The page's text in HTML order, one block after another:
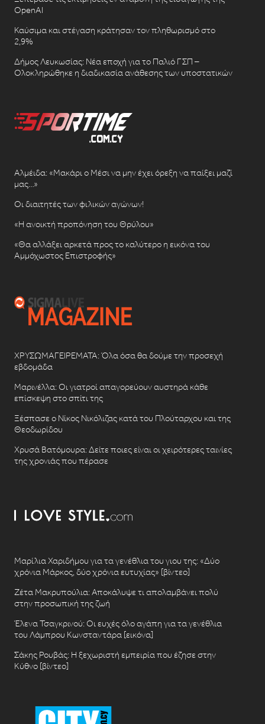
OpenAI
Καύσιμα και στέγαση κράτησαν τον πληθωρισμό στο
2,9%
Δήμος Λευκωσίας: Νέα εποχή για το Παλιό ΓΣΠ –
Ολοκληρώθηκε η διαδικασία ανάθεσης των υποστατικών
Αλμέιδα: «Μακάρι ο Μέσι να μην έχει όρεξη να παίξει μαζί
μας…»
Οι διαιτητές των φιλικών αγώνων!
«Η ανοικτή προπόνηση του Θρύλου»
«Θα αλλάξει αρκετά προς το καλύτερο η εικόνα του
Αμμόχωστος Επιστροφής»
ΧΡΥΣΩΜΑΓΕΙΡΕΜΑΤΑ: Όλα όσα θα δούμε την προσεχή
εβδομάδα
Μαρινέλλα: Οι γιατροί απαγορεύουν αυστηρά κάθε
επίσκεψη στο σπίτι της
Ξέσπασε ο Νίκος Νικόλιζας κατά του Πλούταρχου και της
Θεοδωρίδου
Χρυσά Βατόμουρα: Δείτε ποιες είναι οι χειρότερες ταινίες
της χρονιάς που πέρασε
Μαρίλια Χαριδήμου για τα γενέθλια του γιου της: «Δύο
χρόνια Μάρκος, δύο χρόνια ευτυχίας» [βίντεο]
Ζέτα Μακρυπούλια: Αποκάλυψε τι απολαμβάνει πολύ
στην προσωπική της ζωή
Έλενα Τσαγκρινού: Οι ευχές όλο αγάπη για τα γενέθλια
του Λάμπρου Κωνσταντάρα [εικόνα]
Σάκης Ρουβάς: Η ξεχωριστή εμπειρία που έζησε στην
Κύθνο [βίντεο]